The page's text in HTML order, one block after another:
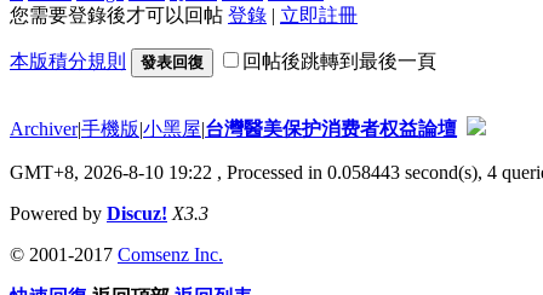
您需要登錄後才可以回帖 登錄 | 立即註冊
本版積分規則 發表回復 回帖後跳轉到最後一頁
Archiver|手機版|小黑屋|台灣醫美保护消费者权益論壇
GMT+8, 2026-8-10 19:22 , Processed in 0.058443 second(s), 4
Powered by Discuz! X3.3
© 2001-2017 Comsenz Inc.